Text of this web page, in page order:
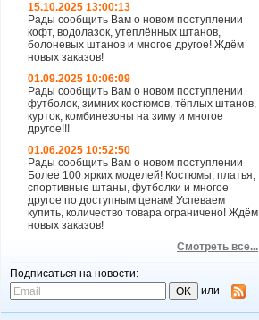
15.10.2025 13:00:13
Рады сообщить Вам о новом поступлении
кофт, водолазок, утеплённых штанов,
болоневых штанов и многое другое! Ждём
новых заказов!
01.09.2025 10:06:09
Рады сообщить Вам о новом поступлении
футболок, зимних костюмов, тёплых штанов,
курток, комбинезоны на зиму и многое
другое!!!
01.06.2025 10:52:50
Рады сообщить Вам о новом поступлении
Более 100 ярких моделей! Костюмы, платья,
спортивные штаны, футболки и многое
другое по доступным ценам! Успеваем
купить, количество товара ограничено! Ждём
новых заказов!
Смотреть все...
Подписаться на новости:
или